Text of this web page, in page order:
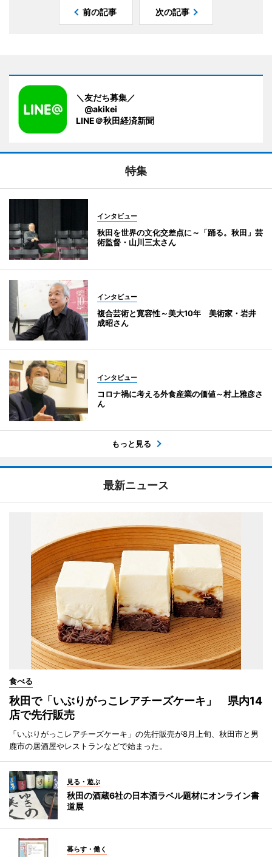
前の記事 次の記事
＼友だち募集／
@akikei
LINE＠秋田経済新聞
特集
インタビュー
秋田を世界の文化交差点に～「踊る。秋田」芸
術監督・山川三太さん
インタビュー
複合芸術と寛容性～美大10年 美術家・岩井
成昭さん
インタビュー
コロナ禍に考える外食産業の価値～村上雅彦さ
ん
もっと見る
最新ニュース
食べる
秋田で「いぶりがっこレアチーズケーキ」 県内14
店で先行販売
「いぶりがっこレアチーズケーキ」の先行販売が8月上旬、秋田市と男
鹿市の居酒屋やレストランなどで始まった。
見る・遊ぶ
秋田の酒蔵6社の日本酒ラベル題材にオンライン書
道展
暮らす・働く